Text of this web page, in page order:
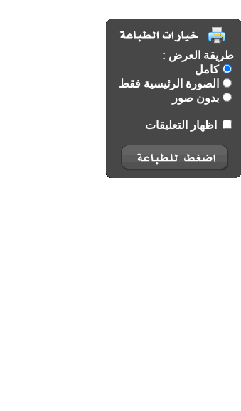
طريقة العرض :
كامل
الصورة الرئيسية فقط
بدون صور
اظهار التعليقات